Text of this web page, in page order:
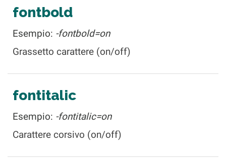
fontbold
Esempio: -fontbold=on
Grassetto carattere (on/off)
fontitalic
Esempio: -fontitalic=on
Carattere corsivo (on/off)